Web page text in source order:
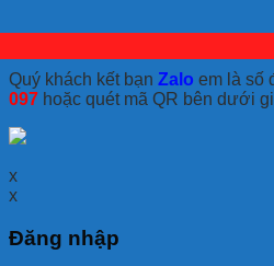
Quý khách kết bạn Zalo em là số
097 hoặc quét mã QR bên dưới
x
x
Đăng nhập